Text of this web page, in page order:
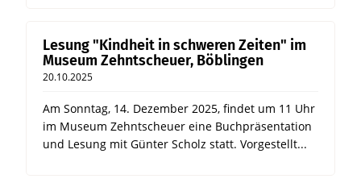
Lesung "Kindheit in schweren Zeiten" im
Museum Zehntscheuer, Böblingen
20.10.2025
Am Sonntag, 14. Dezember 2025, findet um 11 Uhr
im Museum Zehntscheuer eine Buchpräsentation
und Lesung mit Günter Scholz statt. Vorgestellt...